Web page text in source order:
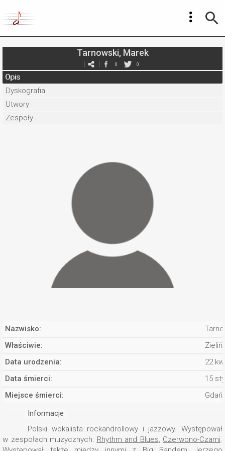
Tarnowski, Marek
0 0
Opis
Dyskografia
Utwory
Zespoły
Nazwisko:
Właściwie:
Data urodzenia:
22
Data śmierci:
15
Miejsce śmierci:
Informacje
Polski wokalista rockandrollowy i jazzowy. Występował
w zespołach muzycznych: Rhythm and Blues, Czerwono-Czarni.